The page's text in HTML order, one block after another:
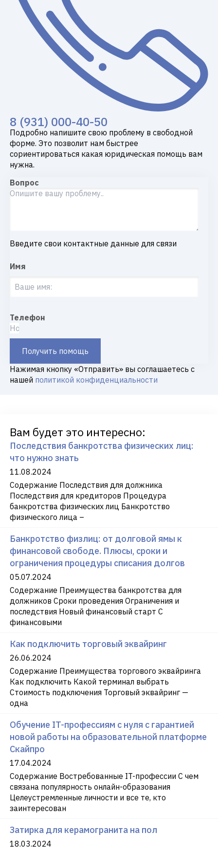
8 (931) 000-40-50
Подробно напишите свою проблему в свободной
форме. Это позволит нам быстрее
сориентироваться какая юридическая помощь вам
нужна.
Вопрос
Введите свои контактные данные для связи
Имя
Телефон
Получить помощь
Нажимая кнопку «Отправить» вы соглашаетесь с
нашей политикой конфиденциальности
Вам будет это интересно:
Последствия банкротства физических лиц:
что нужно знать
11.08.2024
Содержание Последствия для должника
Последствия для кредиторов Процедура
банкротства физических лиц Банкротство
физического лица –
Банкротство физлиц: от долговой ямы к
финансовой свободе. Плюсы, сроки и
ограничения процедуры списания долгов
05.07.2024
Содержание Преимущества банкротства для
должников Сроки проведения Ограничения и
последствия Новый финансовый старт С
финансовыми
Как подключить торговый эквайринг
26.06.2024
Содержание Преимущества торгового эквайринга
Как подключить Какой терминал выбрать
Стоимость подключения Торговый эквайринг —
одна
Обучение IT-профессиям с нуля с гарантией
новой работы на образовательной платформе
Скайпро
17.04.2024
Содержание Востребованные IT-профессии С чем
связана популярность онлайн-образования
Целеустремленные личности и все те, кто
заинтересован
Затирка для керамогранита на пол
18.03.2024